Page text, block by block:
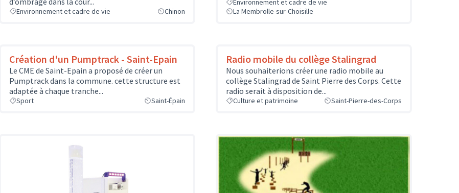
Environnement et cadre de vie Chinon
La Membrolle-sur-Choisille
Création d'un Pumptrack - Saint-Epain
Le CME de Saint-Epain a proposé de créer un
Pumptrack dans la commune. cette structure est
adaptée à chaque tranche...
Sport Saint-Épain
Radio mobile du collège Stalingrad
Nous souhaiterions créer une radio mobile au
collège Stalingrad de Saint Pierre des Corps. Cette
radio serait à disposition de...
Culture et patrimoine Saint-Pierre-des-Corps